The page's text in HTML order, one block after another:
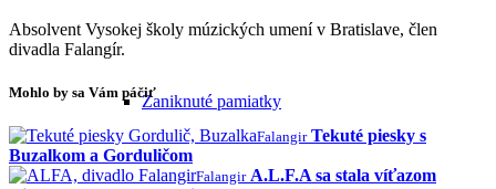
Zaniknuté pamiatky
Absolvent Vysokej školy múzických umení v Bratislave, člen
divadla Falangír.
Mohlo by sa Vám páčiť
Falangir Tekuté piesky s
Buzalkom a Gorduličom
Falangir A.L.F.A sa stala víťazom